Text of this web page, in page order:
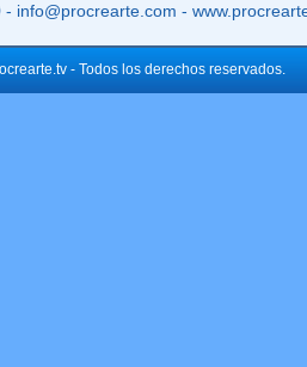
info@procrearte.com -
- Todos los derechos reservados.